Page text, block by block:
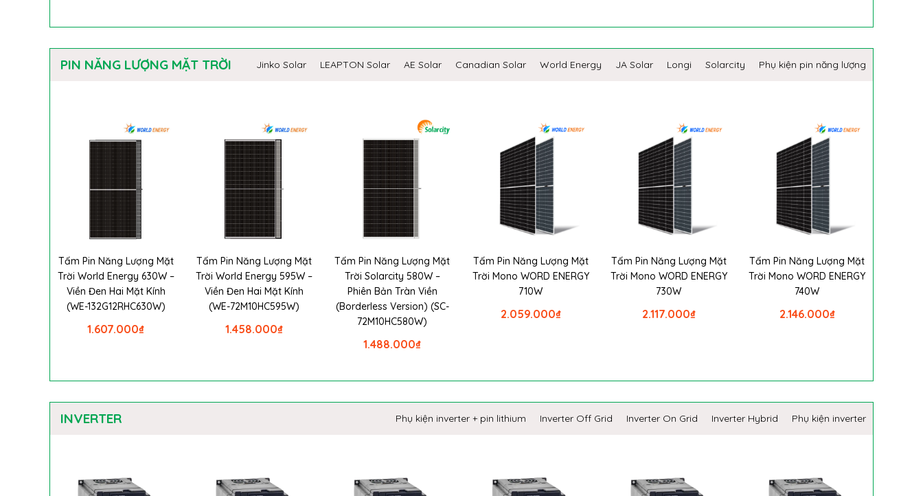
PIN NĂNG LƯỢNG MẶT TRỜI Jinko Solar LEAPTON Solar AE Solar Canadian Solar World Energy JA Solar Longi Solarcity Phụ kiện pin năng lượng
Tấm Pin Năng Lượng Mặt
Trời World Energy 630W –
Viền Đen Hai Mặt Kính
(WE-132G12RHC630W)
₫
1.607.000
Tấm Pin Năng Lượng Mặt
Trời World Energy 595W –
Viền Đen Hai Mặt Kính
(WE-72M10HC595W)
₫
1.458.000
Tấm Pin Năng Lượng Mặt
Trời Solarcity 580W –
Phiên Bản Tràn Viền
(Borderless Version) (SC-
72M10HC580W)
₫
1.488.000
Tấm Pin Năng Lượng Mặt
Trời Mono WORD ENERGY
710W
₫
2.059.000
Tấm Pin Năng Lượng Mặt
Trời Mono WORD ENERGY
730W
₫
2.117.000
Tấm Pin Năng Lượng Mặt
Trời Mono WORD ENERGY
740W
₫
2.146.000
INVERTER Phụ kiện inverter + pin lithium Inverter Off Grid Inverter On Grid Inverter Hybrid Phụ kiện inverter